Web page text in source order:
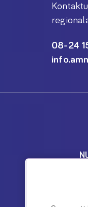
08-24